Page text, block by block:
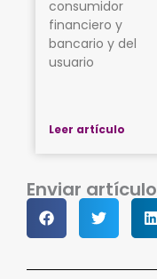
consumidor
financiero y
bancario y del
usuario
Leer artículo
Enviar artículo